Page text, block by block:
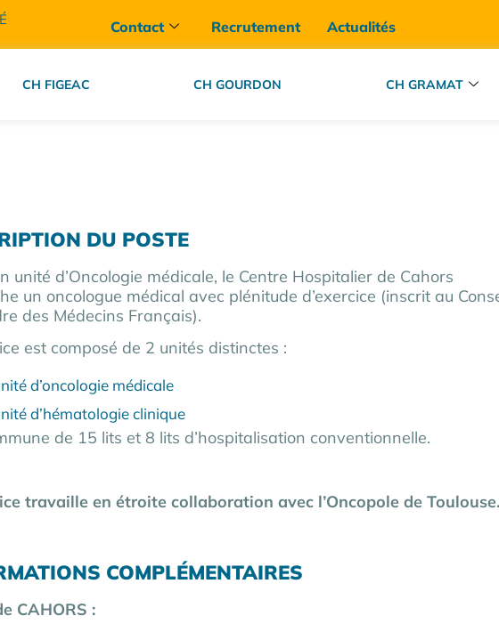
Contact Recrutement Actualités
CH FIGEAC CH GOURDON CH GRAMAT
DU POSTE
unité d’Oncologie médicale, le Centre Hospitalier de Cahors
un oncologue médical avec plénitude d’exercice (inscrit au
des Médecins Français).
est composé de 2 unités distinctes :
d’oncologie médicale
d’hématologie clinique
de 15 lits et 8 lits d’hospitalisation conventionnelle.
travaille en étroite collaboration avec l’Oncopole de Toulouse.
COMPLÉMENTAIRES
CAHORS :